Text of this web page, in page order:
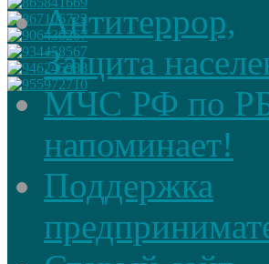
Антитеррор,
Защита
МЧС РФ по
напоминает!
Поддержка